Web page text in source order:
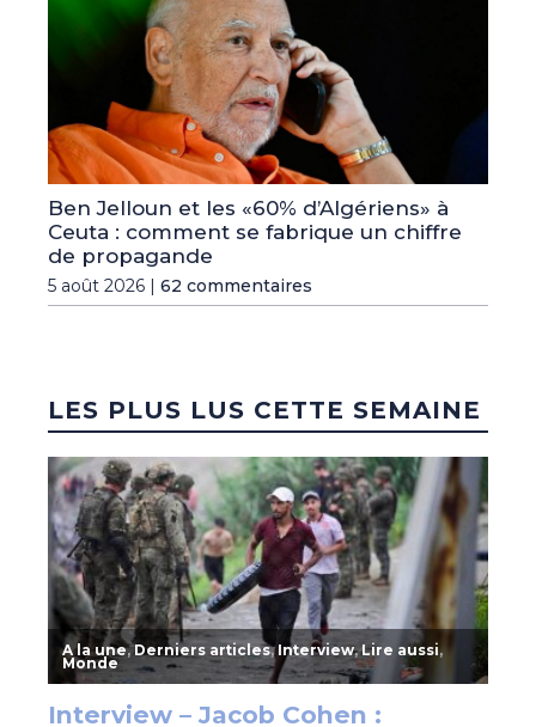
Ben Jelloun et les «60% d’Algériens» à
Ceuta : comment se fabrique un chiffre
de propagande
5 août 2026 | 62 commentaires
LES PLUS LUS CETTE SEMAINE